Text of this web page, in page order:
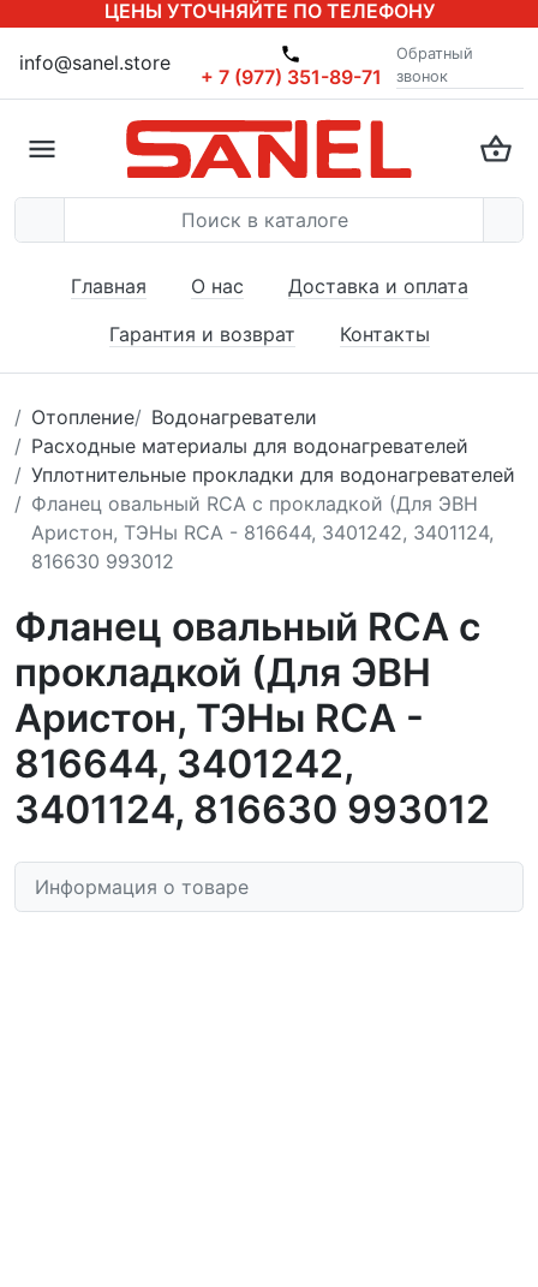
ЦЕНЫ УТОЧНЯЙТЕ ПО ТЕЛЕФОНУ
info@sanel.store
+ 7 (977) 351-89-71
Обратный
звонок
Главная О нас
Доставка и оплата
Гарантия и возврат
Контакты
Отопление
Водонагреватели
Расходные материалы для водонагревателей
Уплотнительные прокладки для водонагревателей
Фланец овальный RCA с прокладкой (Для ЭВН
Аристон, ТЭНы RCA - 816644, 3401242, 3401124,
816630 993012
Фланец овальный RCA с
прокладкой (Для ЭВН
Аристон, ТЭНы RCA -
816644, 3401242,
3401124, 816630 993012
Информация о товаре